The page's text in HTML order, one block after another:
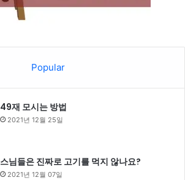
Popular
49재 모시는 방법
2021년 12월 25일
스님들은 진짜로 고기를 먹지 않나요?
2021년 12월 07일